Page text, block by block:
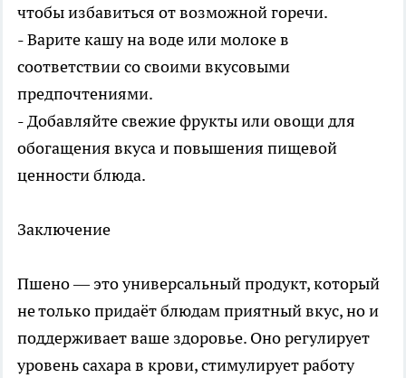
чтобы избавиться от возможной горечи.
- Варите кашу на воде или молоке в
соответствии со своими вкусовыми
предпочтениями.
- Добавляйте свежие фрукты или овощи для
обогащения вкуса и повышения пищевой
ценности блюда.
Заключение
Пшено — это универсальный продукт, который
не только придаёт блюдам приятный вкус, но и
поддерживает ваше здоровье. Оно регулирует
уровень сахара в крови, стимулирует работу